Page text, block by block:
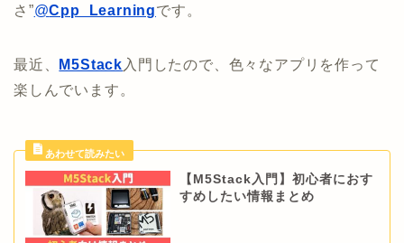
さ”@Cpp_Learningです。
最近、 M5Stack 入門したので、色々なアプリを作って
楽しんでいます。
【M5Stack入門】初心者におす
すめしたい情報まとめ